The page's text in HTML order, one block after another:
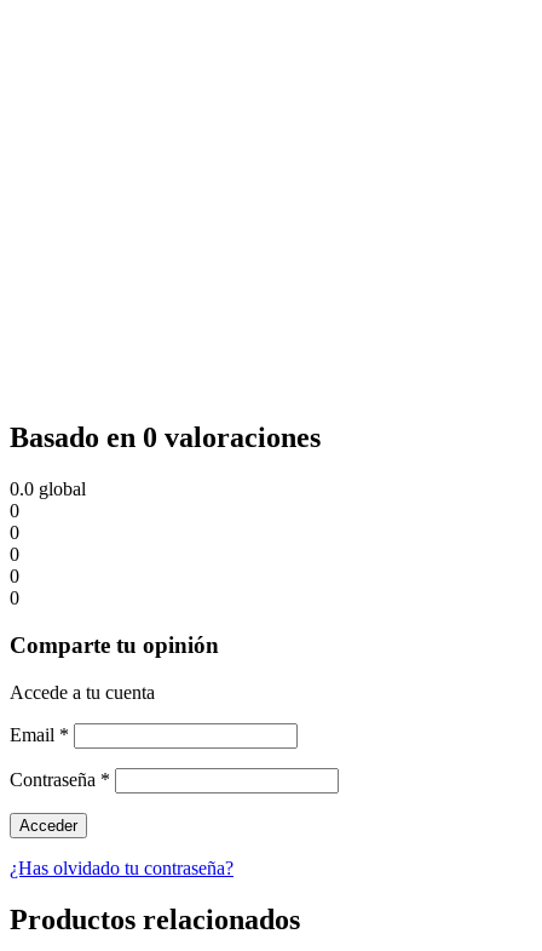
Basado en 0 valoraciones
0.0 global
0
0
0
0
0
Comparte tu opinión
Accede a tu cuenta
Email *
Contraseña *
¿Has olvidado tu contraseña?
Productos relacionados